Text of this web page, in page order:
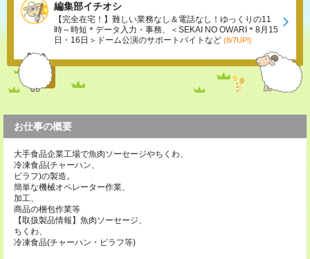
編集部イチオシ
【完全在宅！】難しい業務なし＆電話なし！ゆっくりの11
時～時短＊データ入力・事務、＜SEKAI NO OWARI＊8月15
日・16日＞ドーム公演のサポートバイトなど (8/7UP!)
お仕事の概要
大手食品企業工場で魚肉ソーセージやちくわ、
冷凍食品(チャーハン、
ピラフ)の製造。
簡単な機械オペレーター作業、
加工、
商品の梱包作業等
【取扱製品情報】魚肉ソーセージ、
ちくわ、
冷凍食品(チャーハン・ピラフ等)